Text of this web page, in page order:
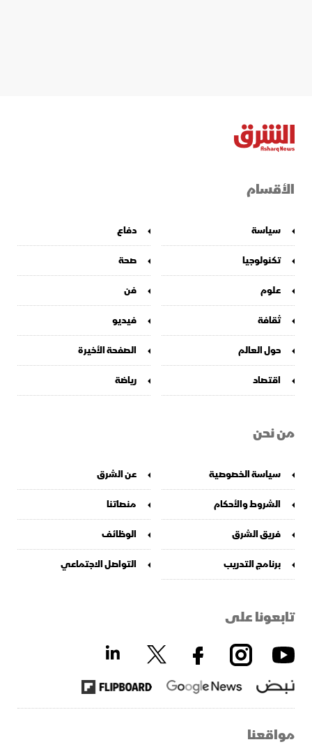
الأقسام
سياسة
دفاع
تكنولوجيا
صحة
علوم
فن
ثقافة
فيديو
حول العالم
الصفحة الأخيرة
اقتصاد
رياضة
من نحن
سياسة الخصوصية
عن الشرق
الشروط والأحكام
منصاتنا
فريق الشرق
الوظائف
برنامج التدريب
التواصل الاجتماعي
تابعونا على
مواقعنا